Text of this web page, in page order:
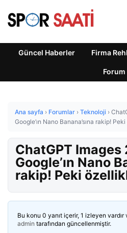
Güncel Haberler Firma
Forum
Ana sayfa › Forumlar › Teknoloji ›
Google’ın Nano Banana’sına rakip!
ChatGPT Images
Google’ın Nano
rakip! Peki
Bu konu 0 yanıt içerir, 1 izleyen vardır
admin tarafından güncellenmiştir.